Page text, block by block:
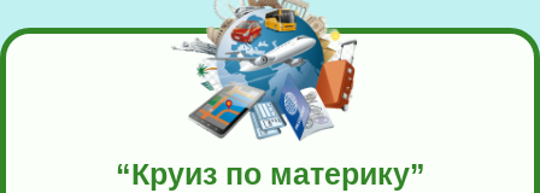
“Круиз по материку”